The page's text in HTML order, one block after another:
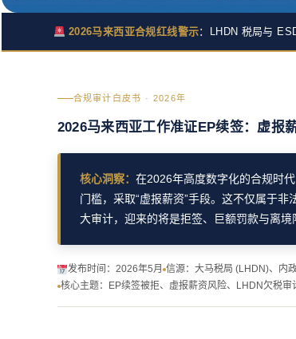
2026马来西亚合规红线警示：LHDN 税局与
合规审计白皮书 · 2026年
2026马来西亚工作准证EP续签：虚报
核心洞察： 在2026年高度数字化的合规时
门槛，采取“虚报薪资”手段。这不仅属于非
大审计，迎来的将是拒签、巨额罚款与离境
发布时间：2026年5月 信源：大马税局 (LHDN)、内
核心主题：EP续签被拒、虚报薪资风险、LHDN欠税审